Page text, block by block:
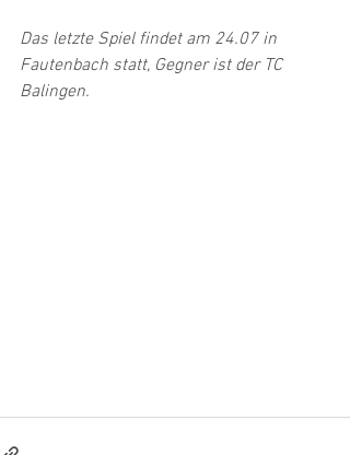
Das letzte Spiel findet am 24.07 in
Fautenbach statt, Gegner ist der TC
Balingen.